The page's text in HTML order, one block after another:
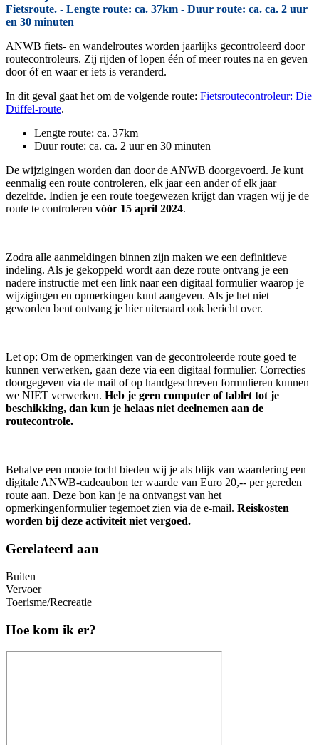
Fietsroute. - Lengte route: ca. 37km - Duur route: ca. ca. 2 uur
en 30 minuten
ANWB fiets- en wandelroutes worden jaarlijks gecontroleerd door
routecontroleurs. Zij rijden of lopen één of meer routes na en geven
door óf en waar er iets is veranderd.
In dit geval gaat het om de volgende route: Fietsroutecontroleur: Die
Düffel-route.
Lengte route: ca. 37km
Duur route: ca. ca. 2 uur en 30 minuten
De wijzigingen worden dan door de ANWB doorgevoerd. Je kunt
eenmalig een route controleren, elk jaar een ander of elk jaar
dezelfde. Indien je een route toegewezen krijgt dan vragen wij je de
route te controleren vóór 15 april 2024.
Zodra alle aanmeldingen binnen zijn maken we een definitieve
indeling. Als je gekoppeld wordt aan deze route ontvang je een
nadere instructie met een link naar een digitaal formulier waarop je
wijzigingen en opmerkingen kunt aangeven. Als je het niet
geworden bent ontvang je hier uiteraard ook bericht over.
Let op: Om de opmerkingen van de gecontroleerde route goed te
kunnen verwerken, gaan deze via een digitaal formulier. Correcties
doorgegeven via de mail of op handgeschreven formulieren kunnen
we NIET verwerken. Heb je geen computer of tablet tot je
beschikking, dan kun je helaas niet deelnemen aan de
routecontrole.
Behalve een mooie tocht bieden wij je als blijk van waardering een
digitale ANWB-cadeaubon ter waarde van Euro 20,-- per gereden
route aan. Deze bon kan je na ontvangst van het
opmerkingenformulier tegemoet zien via de e-mail. Reiskosten
worden bij deze activiteit niet vergoed.
Gerelateerd aan
Buiten
Vervoer
Toerisme/Recreatie
Hoe kom ik er?